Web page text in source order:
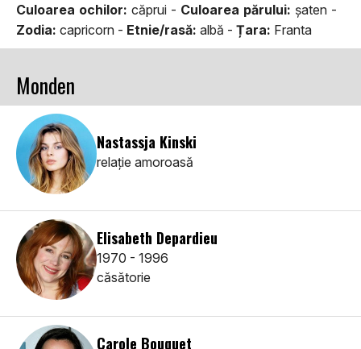
Culoarea ochilor: căprui - Culoarea părului: şaten -
Zodia: capricorn - Etnie/rasă: albă - Țara: Franta
Monden
Nastassja Kinski
relaţie amoroasă
Elisabeth Depardieu
1970 - 1996
căsătorie
Carole Bouquet